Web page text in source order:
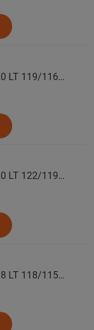
COMFORSER Автошина 285/50 R20 LT 119/116S CF1100 10PR RWL лето
COMFORSER Автошина 285/55 R20 LT 122/119S CF1100 10PR RWL лето
COMFORSER Автошина 285/60 R18 LT 118/115S CF1100 8PR RWL лето